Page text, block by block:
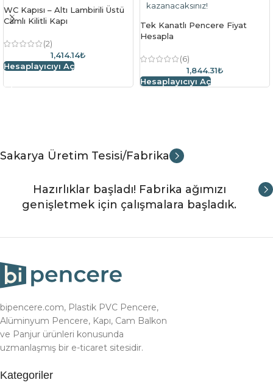
WC Kapısı – Altı Lambirili Üstü
Camlı Kilitli Kapı
(2)
1,414.14₺
Hesaplayıcıyı Aç
kazanacaksınız!
Tek Kanatlı Pencere Fiyat
Hesapla
(6)
1,844.31₺
Hesaplayıcıyı Aç
Sakarya Üretim Tesisi/Fabrika
Hazırlıklar başladı! Fabrika ağımızı
genişletmek için çalışmalara başladık.
bipencere.com, Plastik PVC Pencere,
Alüminyum Pencere, Kapı, Cam Balkon
ve Panjur ürünleri konusunda
uzmanlaşmış bir e-ticaret sitesidir.
Kategoriler